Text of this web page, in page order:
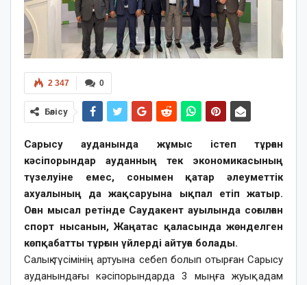
0
2 347
Бөлісу
Сарысу ауданында жұмыс істеп тұрған
кәсіпорындар ауданның тек экономикасының
түзелуіне емес, сонымен қатар әлеуметтік
ахуалының да жақсаруына ықпал етіп жатыр.
Оған мысал ретінде Саудакент ауылында соғылған
спорт нысанын, Жаңатас қаласында жөнделген
көпқабатты тұрғын үйлерді айтуға болады.
Салық түсімінің артуына себеп болып отырған Сарысу
ауданындағы кәсіпорындарда 3 мыңға жуық адам